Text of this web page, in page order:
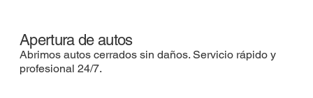
Apertura de autos
Abrimos autos cerrados sin daños. Servicio rápido y
profesional 24/7.